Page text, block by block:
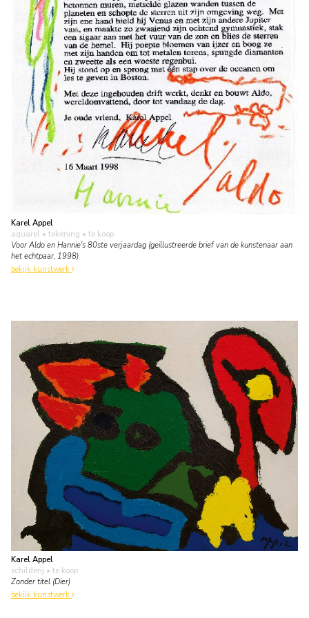
Karel Appel
aquarel • tekening • te koop
Voor Aldo en Hannie's 80ste verjaardag (geïllustreerde brief van de kunstenaar aan
het echtpaar, 1998)
bekijk kunstwerk
Karel Appel
schilderij • te koop
Zonder titel (Dier)
bekijk kunstwerk